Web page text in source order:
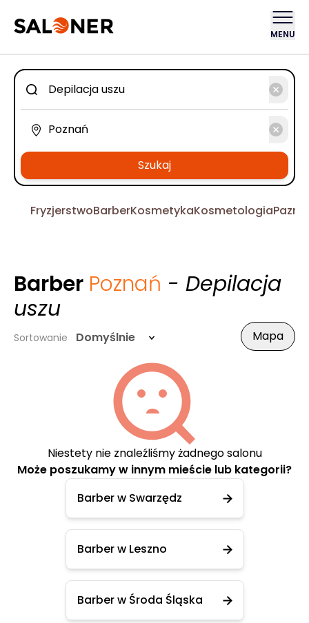
MENU
Szukaj
FryzjerstwoBarberKosmetykaKosmetologia
Barber Poznań - Depilacja
uszu
Sortowanie Domyślnie Mapa
Niestety nie znaleźliśmy żadnego salonu
Może poszukamy w innym mieście lub kategorii?
Barber w Swarzędz
Barber w Leszno
Barber w Środa Śląska